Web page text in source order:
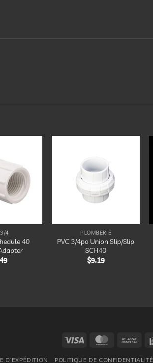
à la
liste
d’envies
4
40
d’envies
PLOMBERIE
PVC 3/4po Union Slip/Slip
SCH40
$9.19
Visa MasterCard
D’EXPÉDITION POLITIQUE DE CONFIDENTIALITÉ